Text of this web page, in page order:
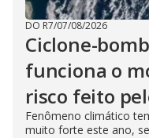
DO R7/07/08/2026
Ciclone-
funciona o
risco feito
Fenômeno climático
muito forte este ano,